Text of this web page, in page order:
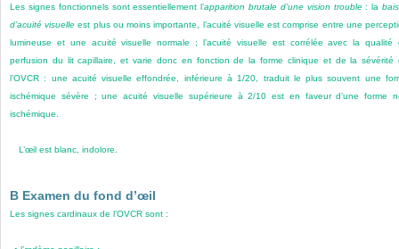
Les signes fonctionnels sont essentiellement l’apparition brutale d’une vision trouble: la
d’acuité visuelle est plus ou moins importante, l’acuité visuelle est comprise entre une
lumineuse et une acuité visuelle normale ; l’acuité visuelle est corrélée avec la qualité
perfusion du lit capillaire, et varie donc en fonction de la forme clinique et de la sévérité
l’OVCR : une acuité visuelle effondrée, inférieure à 1/20, traduit le plus souvent une
ischémique sévère ; une acuité visuelle supérieure à 2/10 est en faveur d’une forme
ischémique.
L’œil est blanc, indolore.
B Examen du fond d’œil
Les signes cardinaux de l’OVCR sont :